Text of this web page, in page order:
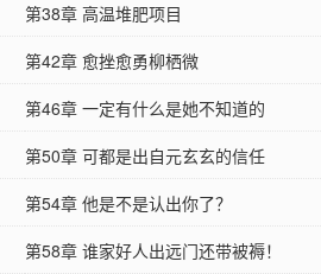
第38章 高温堆肥项目
第42章 愈挫愈勇柳栖微
第46章 一定有什么是她不知道的
第50章 可都是出自元玄玄的信任
第54章 他是不是认出你了？
第58章 谁家好人出远门还带被褥！